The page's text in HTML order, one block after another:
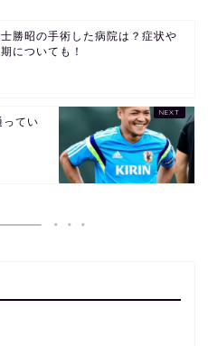
勝昭の手術した病院は？症状や
についても！
ってい